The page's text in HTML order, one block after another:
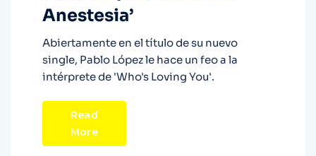
Anestesia’
Abiertamente en el título de su nuevo
single, Pablo López le hace un feo a la
intérprete de 'Who's Loving You'.
Read
More